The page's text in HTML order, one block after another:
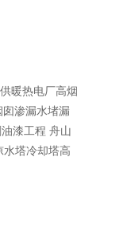
暖热电厂高烟
囱渗漏水堵漏
漆工程 舟山
水塔冷却塔高